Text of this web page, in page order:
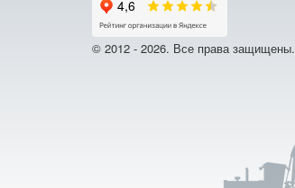
© 2012 - 2026. Все права защищены.